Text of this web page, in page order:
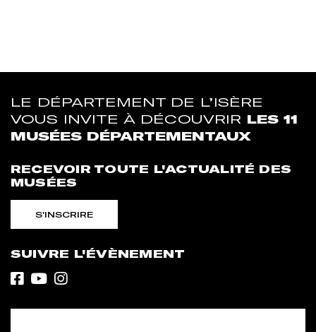
LE DÉPARTEMENT DE L’ISÈRE
VOUS INVITE À DÉCOUVRIR LES 11
MUSÉES DÉPARTEMENTAUX
RECEVOIR TOUTE L'ACTUALITÉ DES
MUSÉES
S'INSCRIRE
SUIVRE L'ÉVÈNEMENT
Facebook
YoutubeInstagram